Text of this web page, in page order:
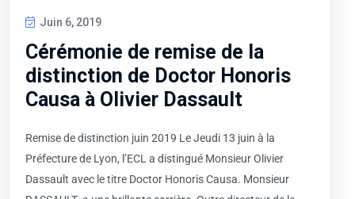
Juin 6, 2019
Cérémonie de remise de la
distinction de Doctor Honoris
Causa à Olivier Dassault
Remise de distinction juin 2019 Le Jeudi 13 juin à la
Préfecture de Lyon, l’ECL a distingué Monsieur Olivier
Dassault avec le titre Doctor Honoris Causa. Monsieur